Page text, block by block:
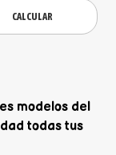
CALCULAR
modelos del
todas tus